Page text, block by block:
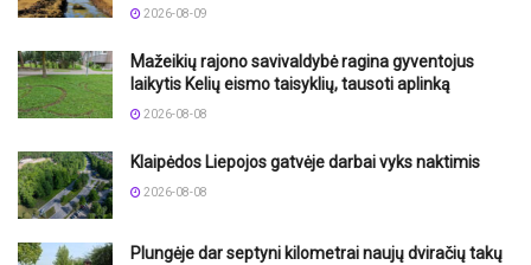
2026-08-09
Mažeikių rajono savivaldybė ragina gyventojus
laikytis Kelių eismo taisyklių, tausoti aplinką
2026-08-08
Klaipėdos Liepojos gatvėje darbai vyks naktimis
2026-08-08
Plungėje dar septyni kilometrai naujų dviračių takų